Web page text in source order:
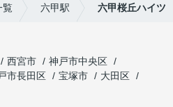
覧 六甲駅 六甲桜丘ハイツ
西宮市
神戸市中央区
市長田区 宝塚市
大田区